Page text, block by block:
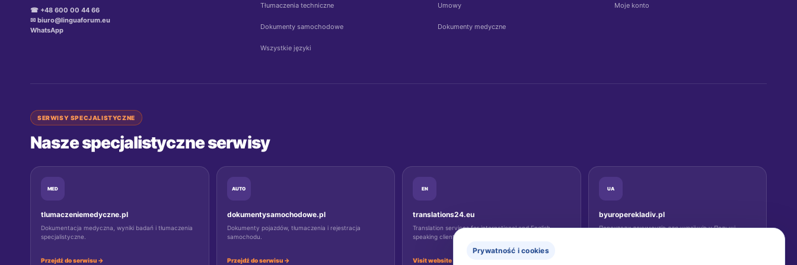
☎ +48 600 00 44 66
✉ biuro@linguaforum.eu
WhatsApp
Tłumaczenia techniczne
Dokumenty samochodowe
Wszystkie języki
Umowy
Dokumenty medyczne
Moje konto
SERWISY SPECJALISTYCZNE
Nasze specjalistyczne serwisy
MED
tlumaczeniemedyczne.pl
Dokumentacja medyczna, wyniki badań i tłumaczenia
specjalistyczne.
Przejdź do serwisu →
AUTO
dokumentysamochodowe.pl
Dokumenty pojazdów, tłumaczenia i rejestracja
samochodu.
Przejdź do serwisu →
EN
translations24.eu
Translation services for international and English-
speaking clients.
Visit website →
UA
byuroperekladiv.pl
Переклади документів для українців у Польщі.
Prywatność i cookies